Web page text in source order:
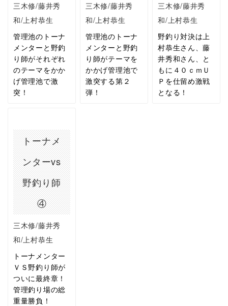
三木修/藤井秀
和/上村恭生
管理池のトーナ
メンターと野釣
り師がそれぞれ
のテーマをかか
げ管理池で激
突！
三木修/藤井秀
和/上村恭生
管理池のトーナ
メンターと野釣
り師がテーマを
かかげ管理池で
激突する第２
弾！
三木修/藤井秀
和/上村恭生
野釣り対決は上
村恭生さん、藤
井秀和さん、と
もに４０ｃｍＵ
Ｐを仕留め激戦
となる！
トーナメ
ンターvs
野釣り師
④
三木修/藤井秀
和/上村恭生
トーナメンター
ＶＳ野釣り師が
ついに最終章！
管理釣り場の総
重量勝負！